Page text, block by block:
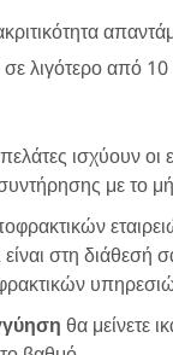
λιγότερο από
ισχύουν οι
με το
στη διάθεσή
θα μείνετε